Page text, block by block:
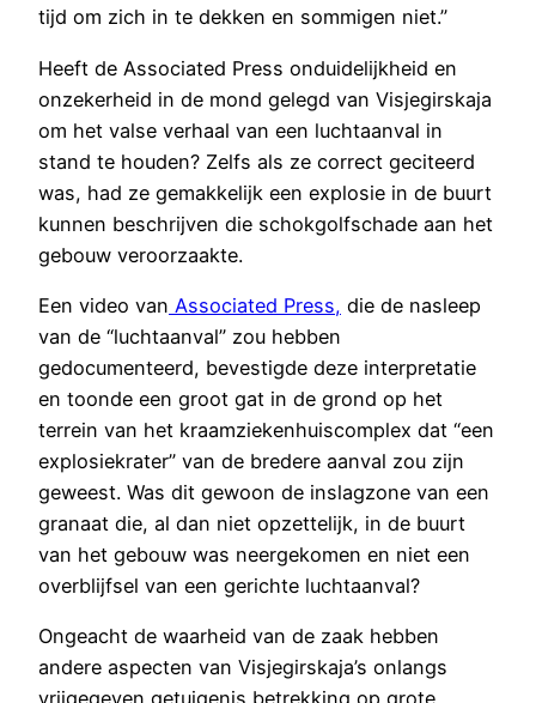
tijd om zich in te dekken en sommigen niet.”
Heeft de Associated Press onduidelijkheid en
onzekerheid in de mond gelegd van Visjegirskaja
om het valse verhaal van een luchtaanval in
stand te houden? Zelfs als ze correct geciteerd
was, had ze gemakkelijk een explosie in de buurt
kunnen beschrijven die schokgolfschade aan het
gebouw veroorzaakte.
Een video van Associated Press, die de nasleep
van de “luchtaanval” zou hebben
gedocumenteerd, bevestigde deze interpretatie
en toonde een groot gat in de grond op het
terrein van het kraamziekenhuiscomplex dat “een
explosiekrater” van de bredere aanval zou zijn
geweest. Was dit gewoon de inslagzone van een
granaat die, al dan niet opzettelijk, in de buurt
van het gebouw was neergekomen en niet een
overblijfsel van een gerichte luchtaanval?
Ongeacht de waarheid van de zaak hebben
andere aspecten van Visjegirskaja’s onlangs